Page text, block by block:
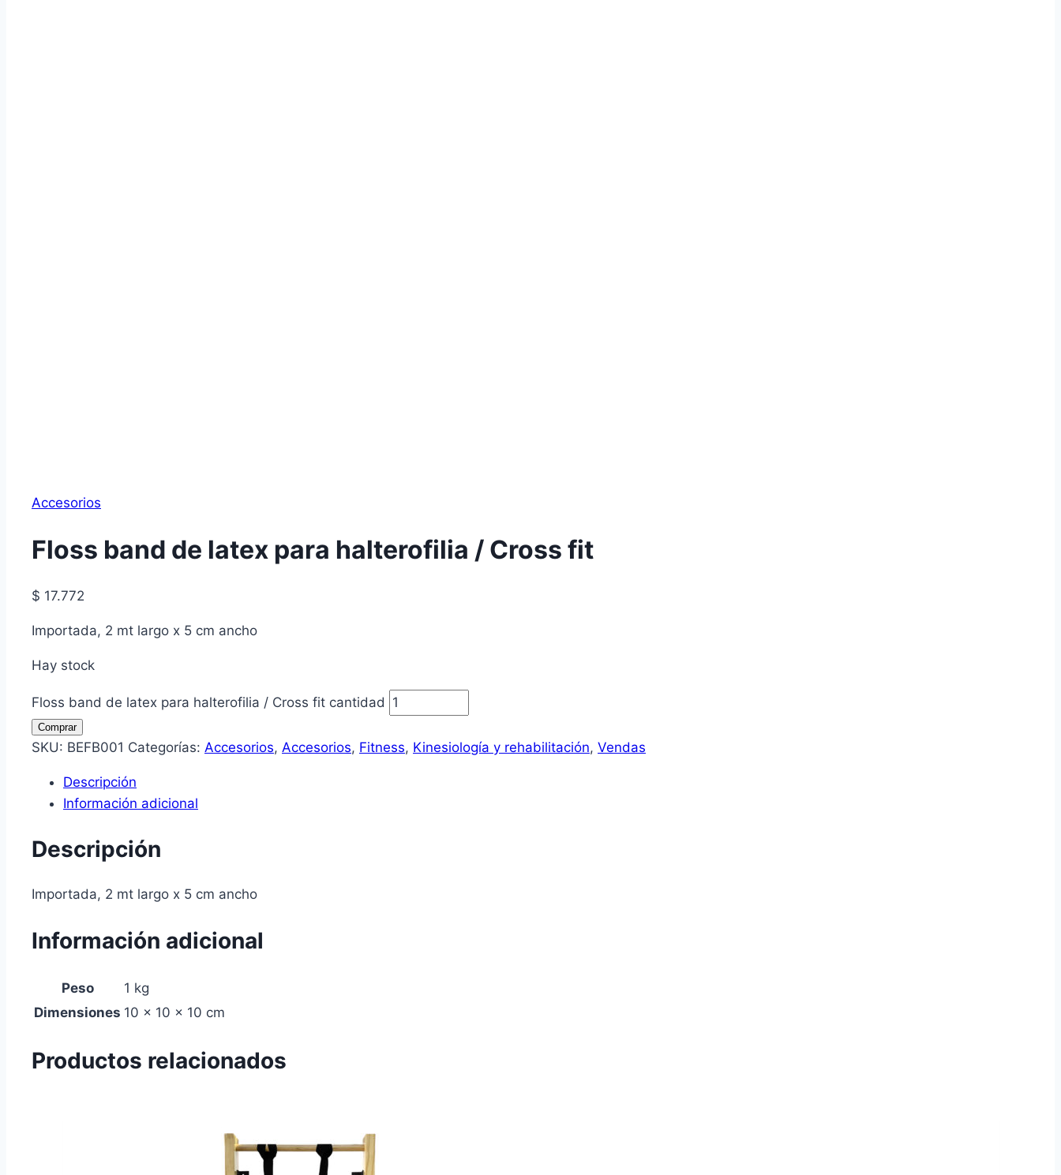
Accesorios
Floss band de latex para halterofilia / Cross fit
$ 17.772
Importada, 2 mt largo x 5 cm ancho
Hay stock
Floss band de latex para halterofilia / Cross fit cantidad
Comprar
SKU: BEFB001 Categorías: Accesorios, Accesorios, Fitness, Kinesiología y rehabilitación, Vendas
Descripción
Información adicional
Descripción
Importada, 2 mt largo x 5 cm ancho
Información adicional
Peso
1 kg
Dimensiones 10 × 10 × 10 cm
Productos relacionados